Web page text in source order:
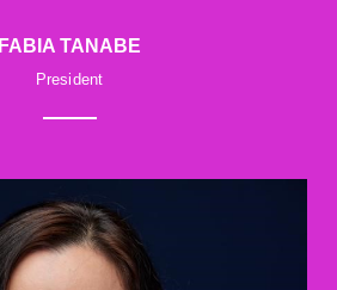
FABIA TANABE
President